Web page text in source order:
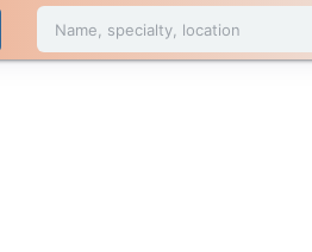
Name, specialty, location